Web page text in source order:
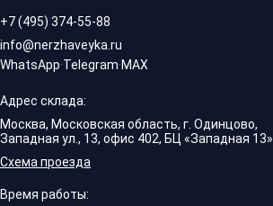
+7 (495) 374-55-88
info@nerzhaveyka.ru
WhatsApp·Telegram·MAX
Адрес склада:
Москва, Московская область, г. Одинцово,
Западная ул., 13, офис 402, БЦ «Западная 13».
Схема проезда
Время работы: